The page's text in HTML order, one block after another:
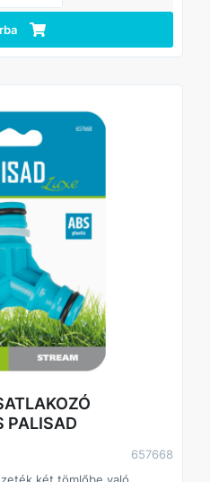
PALISAD
657668